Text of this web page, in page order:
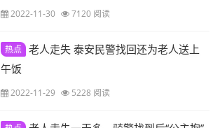
2022-11-30 7120 阅读
热点
老人走失 泰安民警找回还为老人送上
午饭
2022-11-29 5228 阅读